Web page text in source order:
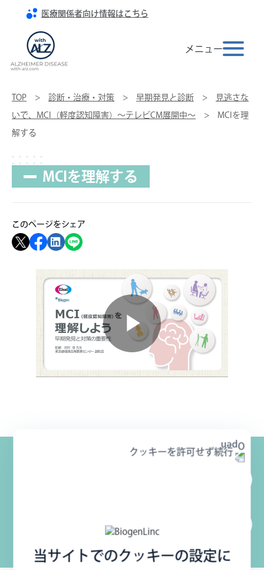
当サイトでのクッキーの設定に
クッキーを許可せず続行
医療関係者向け情報はこちら
Toggle
メニュー
TOP > 診断・治療・対策 > 早期発見と診断 > 見逃さな
いで、MCI（軽度認知障害）～テレビCM展開中～ > MCIを理
解する
MCIを理解する
このページをシェア
Play